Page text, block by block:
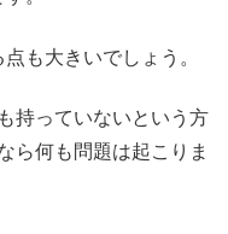
も大きいでしょう。
持っていないという方
ら何も問題は起こりま